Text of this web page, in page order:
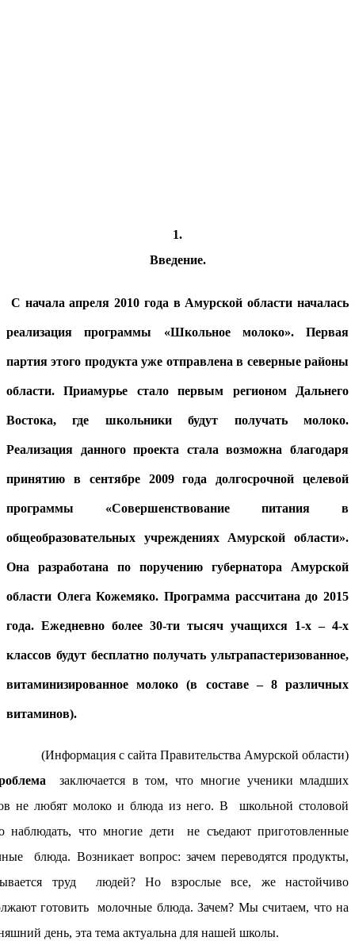
1.
Введение.
С начала апреля 2010 года в Амурской области началась
реализация программы «Школьное молоко». Первая
партия этого продукта уже отправлена в северные районы
области. Приамурье стало первым регионом Дальнего
Востока, где школьники будут получать молоко.
Реализация данного проекта стала возможна благодаря
принятию в сентябре 2009 года долгосрочной целевой
программы «Совершенствование питания в
общеобразовательных учреждениях Амурской области».
Она разработана по поручению губернатора Амурской
области Олега Кожемяко. Программа рассчитана до 2015
года. Ежедневно более 30-ти тысяч учащихся 1-х – 4-х
классов будут бесплатно получать ультрапастеризованное,
витаминизированное молоко (в составе – 8 различных
витаминов).
(Информация с сайта Правительства Амурской области)
заключается в том, что многие ученики младших
не любят молоко и блюда из него. В школьной столовой
наблюдать, что многие дети не съедают приготовленные
блюда. Возникает вопрос: зачем переводятся продукты,
труд людей? Но взрослые все, же настойчиво
готовить молочные блюда. Зачем? Мы считаем, что на
день, эта тема актуальна для нашей школы.